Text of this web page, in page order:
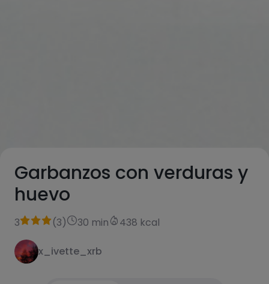
Garbanzos con verduras y
huevo
3 (3) 30 min 438 kcal
x_ivette_xrb